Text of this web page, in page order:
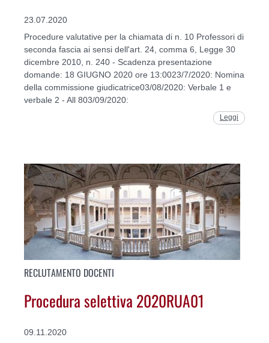
23.07.2020
Procedure valutative per la chiamata di n. 10 Professori di
seconda fascia ai sensi dell'art. 24, comma 6, Legge 30
dicembre 2010, n. 240 - Scadenza presentazione
domande: 18 GIUGNO 2020 ore 13:0023/7/2020: Nomina
della commissione giudicatrice03/08/2020: Verbale 1 e
verbale 2 - All 803/09/2020:
Leggi
RECLUTAMENTO DOCENTI
Procedura selettiva 2020RUA01
09.11.2020